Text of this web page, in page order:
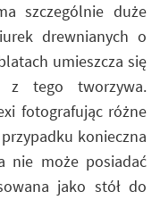
szczególnie duże
drewnianych o
umieszcza się
z tego tworzywa.
fotografując różne
konieczna
nie może posiadać
jako stół do